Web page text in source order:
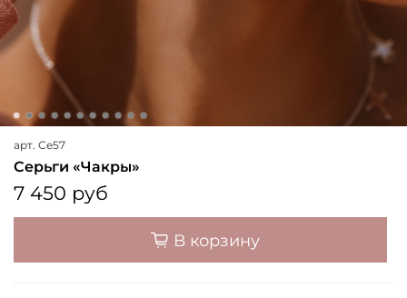
арт. Се57
Серьги «Чакры»
7 450 руб
В корзину